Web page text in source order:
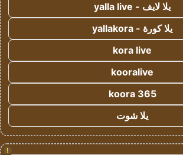
يلا لايف - yalla live
يلا كورة - yallakora
kora live
kooralive
koora 365
يلا شوت
!